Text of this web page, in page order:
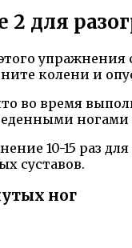
для
упражнения
колени и
во время
ногами
10-15 раз
суставов.
ног